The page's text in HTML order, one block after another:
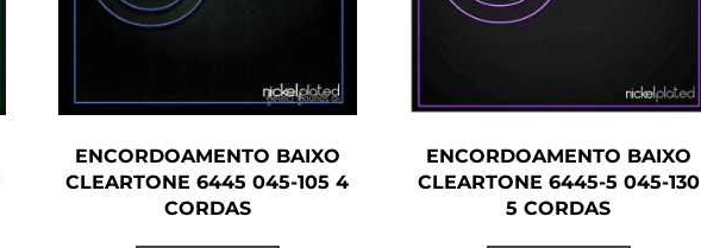
ENCORDOAMENTO BAIXO
CLEARTONE 6445 045-105 4
CORDAS
ENCORDOAMENTO BAIXO
CLEARTONE 6445-5 045-130
5 CORDAS